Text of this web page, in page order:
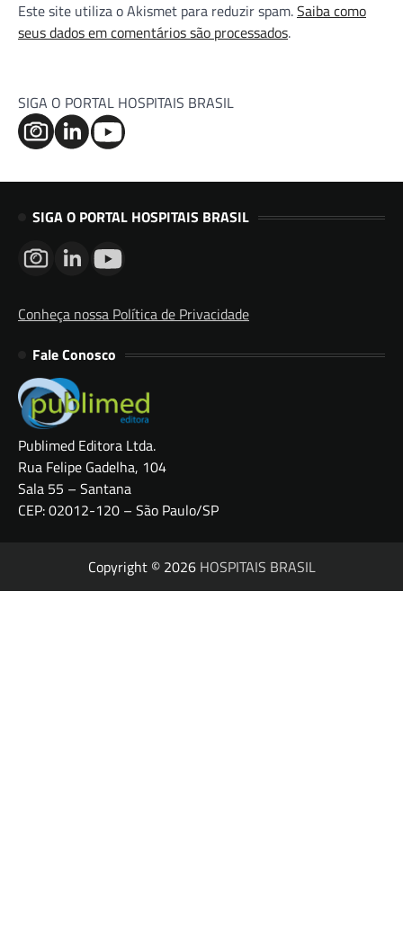
Este site utiliza o Akismet para reduzir spam.Saiba como
seus dados em comentários são processados.
SIGA O PORTAL HOSPITAIS BRASIL
SIGA O PORTAL HOSPITAIS BRASIL
Conheça nossa Política de Privacidade
Fale Conosco
Publimed Editora Ltda.
Rua Felipe Gadelha, 104
Sala 55 – Santana
CEP: 02012-120 – São Paulo/SP
Copyright © 2026 HOSPITAIS BRASIL